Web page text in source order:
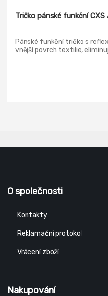
Tričko pánské funkční CXS
Pánské funkční tričko s
vnější povrch textilie,
O společnosti
Kontakty
Reklamační protokol
Vrácení zboží
Nakupování